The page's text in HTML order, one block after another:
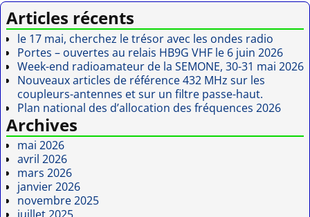
Articles récents
le 17 mai, cherchez le trésor avec les ondes radio
Portes – ouvertes au relais HB9G VHF le 6 juin 2026
Week-end radioamateur de la SEMONE, 30-31 mai 2026
Nouveaux articles de référence 432 MHz sur les
coupleurs-antennes et sur un filtre passe-haut.
Plan national des d’allocation des fréquences 2026
Archives
mai 2026
avril 2026
mars 2026
janvier 2026
novembre 2025